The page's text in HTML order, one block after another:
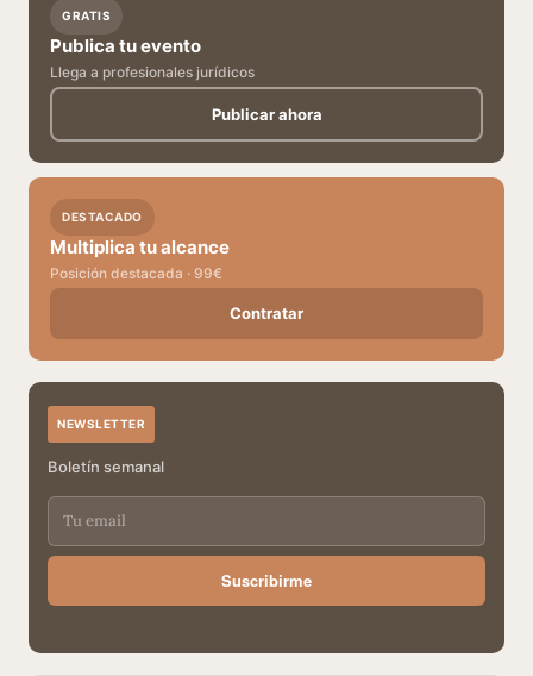
GRATIS
Publica tu evento
Llega a profesionales jurídicos
Publicar ahora
DESTACADO
Multiplica tu alcance
Posición destacada · 99€
Contratar
NEWSLETTER
Boletín semanal
Suscribirme